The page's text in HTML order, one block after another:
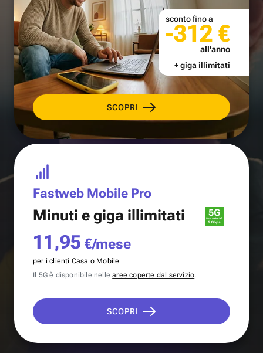
SCOPRI
sconto fino a
-312 €
all'anno
+ giga illimitati
Fastweb Mobile Pro
Minuti e giga illimitati
11,95 €/mese
per i clienti Casa o Mobile
Il 5G è disponibile nellearee coperte dal servizio.
SCOPRI